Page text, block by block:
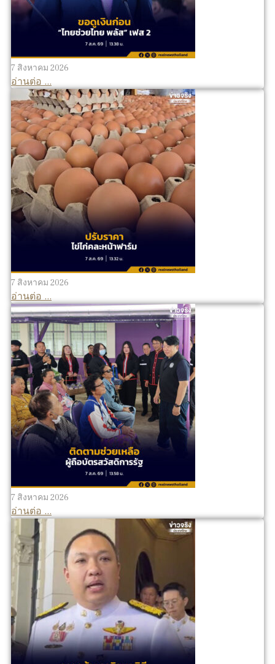
7 สิงหาคม 2026
อ่านต่อ ...
7 สิงหาคม 2026
อ่านต่อ ...
7 สิงหาคม 2026
อ่านต่อ ...